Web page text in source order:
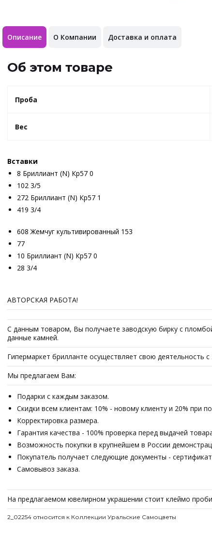
Описание О Компании Доставка и оплата
Об этом товаре
Проба
Вес
Вставки
8 Бриллиант (N) Кр57 0
102 3/5
272 Бриллиант (N) Кр57 1
419 3/4
608 Жемчуг культивированный 153
77
10 Бриллиант (N) Кр57 0
28 3/4
АВТОРСКАЯ РАБОТА!
С данным товаром, Вы получаете заводскую бирку с
данные камней.
Гипермаркет брилланте осуществляет свою деятельность
Мы предлагаем Вам:
Подарки с каждым заказом.
Скидки всем клиентам: 10% - новому клиенту и 20%
Корректировка размера.
Гарантия качества - 100% проверка перед выдачей
Возможность покупки в крупнейшем в России
Покупатель получает следующие документы -
Самовывоз заказа.
На предлагаемом ювелирном украшении стоит клеймо
2_02254 относится к Коллекции Уральские Самоцветы